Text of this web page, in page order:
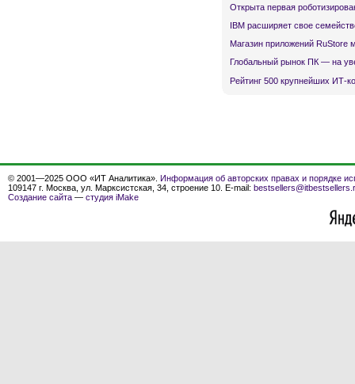
Открыта первая
IBM расширяет свое
Магазин приложений RuStore
Глобальный рынок ПК — на
Рейтинг 500 крупнейших ИТ-
© 2001—2025 ООО «ИТ Аналитика». Информация об авторских правах и порядке
109147 г. Москва, ул. Марксистская, 34, строение 10. E-mail:
Создание сайта — студия iMake